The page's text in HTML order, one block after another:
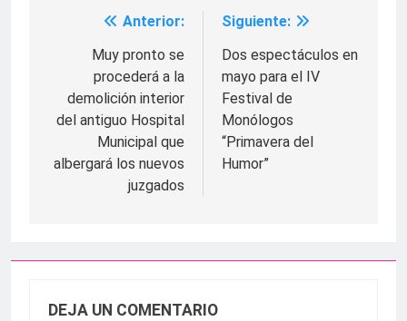
Navegación
entradas
Anterior:
Muy pronto se
procederá a la
demolición interior
del antiguo Hospital
Municipal que
albergará los nuevos
juzgados
Siguiente:
Dos espectáculos en
mayo para el IV
Festival de
Monólogos
“Primavera del
Humor”
DEJA UN COMENTARIO